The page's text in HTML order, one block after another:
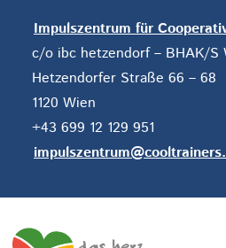
Impulszentrum für
c/o ibc hetzendorf – BHAK/S
Hetzendorfer Straße 66 – 68
1120 Wien
+43 699 12 129 951